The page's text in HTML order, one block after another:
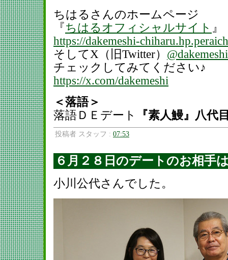
ちはるさんのホームページ
『ちはるオフィシャルサイト 』
https://dakemeshi-
そしてX（旧Twitter） @dakemeshi
チェックしてみてください♪
https://x.com/dakemeshi
＜落語＞
落語ＤＥデート
『素人鰻』八
投稿者 スタッフ : 07:53
６月２８日のデートのお相手
小川公代さんでした。